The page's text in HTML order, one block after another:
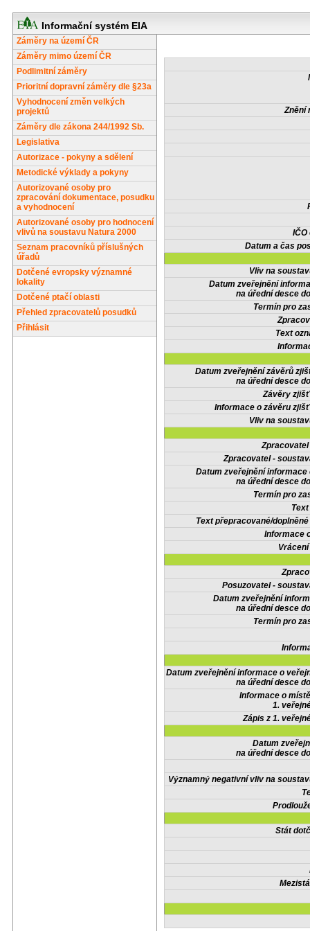
Informační systém EIA
Záměry na území ČR
Záměry mimo území ČR
Podlimitní záměry
Prioritní dopravní záměry dle §23a
Vyhodnocení změn velkých
projektů
Záměry dle zákona 244/1992 Sb.
Legislativa
Autorizace - pokyny a sdělení
Metodické výklady a pokyny
Autorizované osoby pro
zpracování dokumentace, posudku
a vyhodnocení
Autorizované osoby pro hodnocení
vlivů na soustavu Natura 2000
Seznam pracovníků příslušných
úřadů
Dotčené evropsky významné
lokality
Dotčené ptačí oblasti
Přehled zpracovatelů posudků
Přihlásit
Znění
IČO
Datum a čas
Vliv na
Datum zveřejnění
na úřední desce
Termín pro
Text
Datum zveřejnění závěrů
na úřední desce
Závěry
Informace o závěru
Vliv na
Zpracovatel -
Datum zveřejnění informace
na úřední desce
Termín pro
Text přepracované/
Informace
Posuzovatel -
Datum zveřejnění
na úřední desce
Termín pro
Datum zveřejnění informace o
na úřední desce
Informace o
1.
Zápis z 1.
Datum
na úřední desce
Významný negativní vliv na
Stát